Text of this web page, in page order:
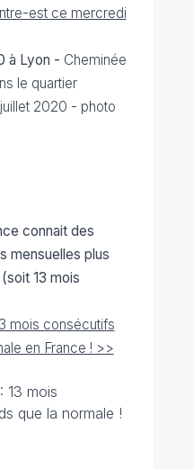
est ce mercredi
à Lyon - Cheminée
le quartier
2020 - photo
connait des
mensuelles plus
13 mois
mois consécutifs
en France ! >>
13 mois
que la normale !